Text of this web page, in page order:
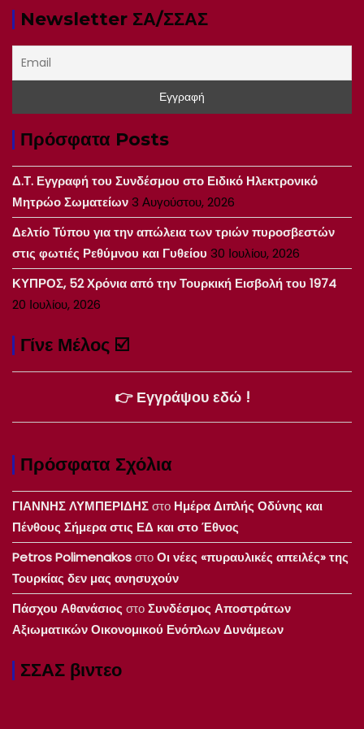
Newsletter ΣΑ/ΣΣΑΣ
Πρόσφατα Posts
Δ.Τ. Εγγραφή του Συνδέσμου στο Ειδικό Ηλεκτρονικό
Μητρώο Σωματείων3 Αυγούστου, 2026
Δελτίο Τύπου για την απώλεια των τριών πυροσβεστών
στις φωτιές Ρεθύμνου και Γυθείου 30 Ιουλίου, 2026
ΚΥΠΡΟΣ, 52 Χρόνια από την Τουρκική Εισβολή του 1974
20 Ιουλίου, 2026
Γίνε Μέλος ☑️
👉 Εγγράψου εδώ !
Πρόσφατα Σχόλια
ΓΙΑΝΝΗΣ ΛΥΜΠΕΡΙΔΗΣστο Ημέρα Διπλής Οδύνης και
Πένθους Σήμερα στις ΕΔ και στο Έθνος
Petros PolimenakosστοΟι νέες «πυραυλικές απειλές» της
Τουρκίας δεν μας ανησυχούν
Πάσχου Αθανάσιος στοΣυνδέσμος Αποστράτων
Αξιωματικών Οικονομικού Ενόπλων Δυνάμεων
ΣΣΑΣ βιντεο